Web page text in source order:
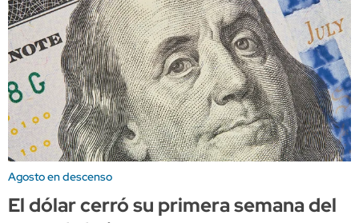
Agosto en descenso
El dólar cerró su primera semana del